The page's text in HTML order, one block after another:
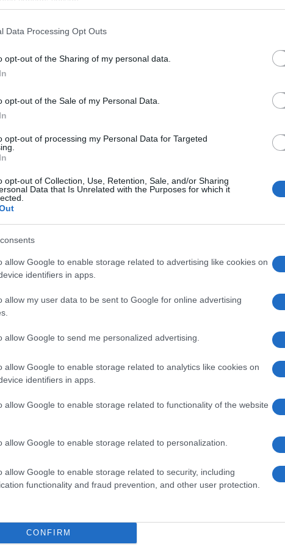
Data Processing Opt Outs
opt-out of the Sharing of my personal data.
opt-out of the Sale of my Personal Data.
opt-out of processing my Personal Data for Targeted
opt-out of Collection, Use, Retention, Sale, and/or Sharing
Data that Is Unrelated with the Purposes for which it
allow Google to enable storage related to advertising like cookies on
identifiers in apps.
allow my user data to be sent to Google for online advertising
allow Google to send me personalized advertising.
allow Google to enable storage related to analytics like cookies on
identifiers in apps.
allow Google to enable storage related to functionality of the website
allow Google to enable storage related to personalization.
allow Google to enable storage related to security, including
functionality and fraud prevention, and other user protection.
CONFIRM
Államok augusztusban megkísérelte
megújítsa vagy meghosszabbítsa az Irán
Tanács hat arab tagja közös
meghosszabbítását. Az Öböl-menti
diplomáciai kapcsolatokat kötött Izraellel,
fenyegeti Izraelt és az Egyesült
is veszélyezteti.
Kelet országai az Öböltől Izraelig támogatják
Ez mindenki számára nagyon
a Biztonsági Tanácsnak ezt kell
a Biztonsági Tanács szavazása előtt.
Oroszország és Kína azonban szintén a
azt mondták, hogy több
rezsimnek, végül a Biztonsági
ellen szavazott.
döntését Pompeo „megbocsáthatatlannak”
fog dolgozni azon, hogy a(z iráni) teokratikus
olyan fegyverek beszerzésére és eladására,
és a Közel-Keletet fenyegethetik”. A szavazás
”,
így sem riad vissza a fegyvereladástól.
, Mike Pompeo a France Inter
Államok nem fogja engedni, hogy Irán orosz
október 18-án lejár a Teheránnal szembeni